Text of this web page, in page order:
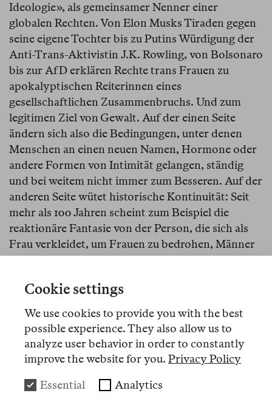
Ideologie», als gemeinsamer Nenner einer
globalen Rechten. Von Elon Musks Tiraden gegen
seine eigene Tochter bis zu Putins Würdigung der
Anti-Trans-Aktivistin J.K. Rowling, von Bolsonaro
bis zur AfD erklären Rechte trans Frauen zu
apokalyptischen Reiterinnen eines
gesellschaftlichen Zusammenbruchs. Und zum
legitimen Ziel von Gewalt. Auf der einen Seite
ändern sich also die Bedingungen, unter denen
Menschen an einen neuen Namen, Hormone oder
andere Formen von Intimität gelangen, ständig
und bei weitem nicht immer zum Besseren. Auf der
anderen Seite wütet historische Kontinuität: Seit
mehr als 100 Jahren scheint zum Beispiel die
reaktionäre Fantasie von der Person, die sich als
Frau verkleidet, um Frauen zu bedrohen, Männer
zu verführen und Kinder zu indoktrinieren, nichts
auseinandersetzen, wächst das Misstrauen, dass
die liberalen Ansätze, die Queer Theory oder
LGBTQ-Aktivismus in den letzten Jahrzehnten
bestimmt haben, dieses Auseinanderklaffen von
kultureller Sichtbarkeit und prekären
Cookie settings
We use cookies to provide you with the best
possible experience. They also allow us to
analyze user behavior in order to constantly
improve the website for you. Privacy Policy
Essential Analytics